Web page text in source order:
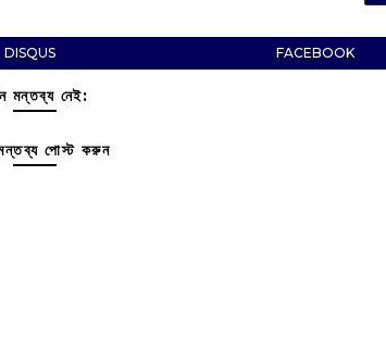
DISQUS FACEBOOK
মন্তব্য নেই:
পোস্ট করুন